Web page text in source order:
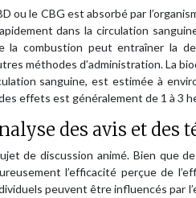
ou le CBG est absorbé par
dans la circulation
combustion peut entraîner la
méthodes d’administration. La
sanguine, est estimée à
effets est généralement de 1 à 3
des avis et des
de discussion animé. Bien que
l’efficacité perçue de
peuvent être influencés par